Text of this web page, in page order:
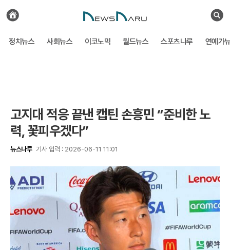
검
전
체
보
정치뉴스 사회뉴스 이코노믹 월드뉴스 스포츠나루 연예가
고지대 적응 끝낸 캡틴 손흥민 “준비한 노
력, 꽃피우겠다”
뉴스나루 기사 입력 : 2026-06-11 11:01